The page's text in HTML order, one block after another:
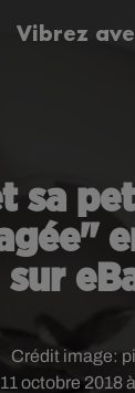
Vibrez
sa
sur
octobre 2018
Crédit image: